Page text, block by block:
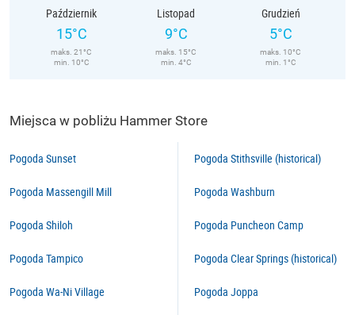
Październik
15°C
maks. 21°C
min. 10°C
Listopad
9°C
maks. 15°C
min. 4°C
Grudzień
5°C
maks. 10°C
min. 1°C
Miejsca w pobliżu Hammer Store
Pogoda Sunset
Pogoda Massengill Mill
Pogoda Shiloh
Pogoda Tampico
Pogoda Wa-Ni Village
Pogoda Stithsville (historical)
Pogoda Washburn
Pogoda Puncheon Camp
Pogoda Clear Springs (historical)
Pogoda Joppa